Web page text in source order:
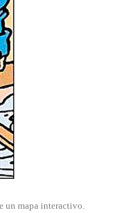
un mapa interactivo.